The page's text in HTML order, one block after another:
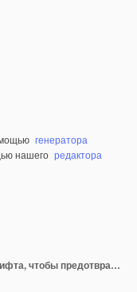
генератора
нашего редактора
Рука в перчатке нажимает кнопку лифта, чтобы предотвратить заражение коронавирусом